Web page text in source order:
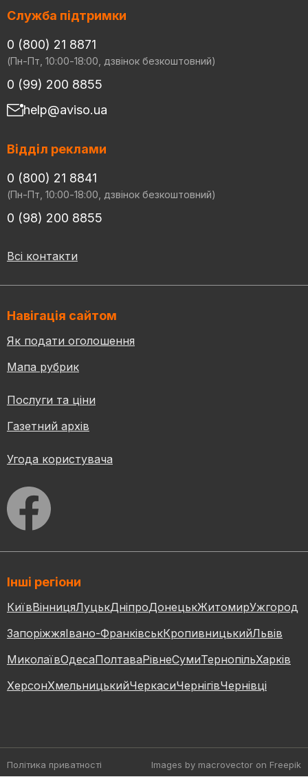
Служба підтримки
0 (800) 21 8871
(Пн-Пт, 10:00-18:00, дзвінок безкоштовний)
0 (99) 200 8855
help@aviso.ua
Відділ реклами
0 (800) 21 8841
(Пн-Пт, 10:00-18:00, дзвінок безкоштовний)
0 (98) 200 8855
Всі контакти
Навігація сайтом
Як подати оголошення
Мапа рубрик
Послуги та ціни
Газетний архів
Угода користувача
Інші регіони
КиївВінницяЛуцькДніпроДонецькЖитомирУжгород
ЗапоріжжяІвано-ФранківськКропивницькийЛьвів
МиколаївОдесаПолтаваРівнеСумиТернопільХарків
ХерсонХмельницькийЧеркасиЧернігівЧернівці
Політика приватності Images by macrovector on Freepik